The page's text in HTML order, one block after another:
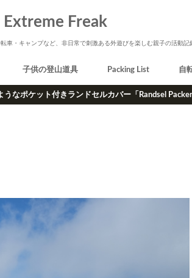
Extreme Freak
車・キャンプなど、非日常で刺激ある外遊びを楽しむ親子の活動記
子供の登山道具 Packing List 自
なポケット付きランドセルカバー「Randsel Packer